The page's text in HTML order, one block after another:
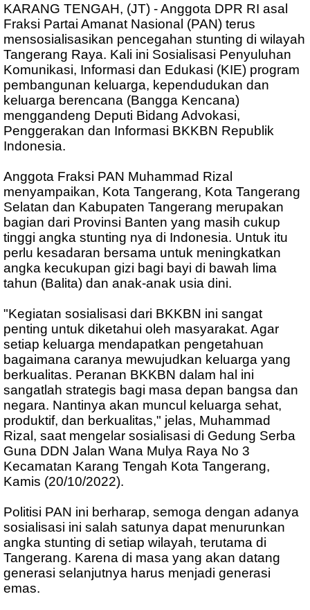
KARANG TENGAH, (JT) - Anggota DPR RI asal
Fraksi Partai Amanat Nasional (PAN) terus
mensosialisasikan pencegahan stunting di wilayah
Tangerang Raya. Kali ini Sosialisasi Penyuluhan
Komunikasi, Informasi dan Edukasi (KIE) program
pembangunan keluarga, kependudukan dan
keluarga berencana (Bangga Kencana)
menggandeng Deputi Bidang Advokasi,
Penggerakan dan Informasi BKKBN Republik
Indonesia.
Anggota Fraksi PAN Muhammad Rizal
menyampaikan, Kota Tangerang, Kota Tangerang
Selatan dan Kabupaten Tangerang merupakan
bagian dari Provinsi Banten yang masih cukup
tinggi angka stunting nya di Indonesia. Untuk itu
perlu kesadaran bersama untuk meningkatkan
angka kecukupan gizi bagi bayi di bawah lima
tahun (Balita) dan anak-anak usia dini.
"Kegiatan sosialisasi dari BKKBN ini sangat
penting untuk diketahui oleh masyarakat. Agar
setiap keluarga mendapatkan pengetahuan
bagaimana caranya mewujudkan keluarga yang
berkualitas. Peranan BKKBN dalam hal ini
sangatlah strategis bagi masa depan bangsa dan
negara. Nantinya akan muncul keluarga sehat,
produktif, dan berkualitas," jelas, Muhammad
Rizal, saat mengelar sosialisasi di Gedung Serba
Guna DDN Jalan Wana Mulya Raya No 3
Kecamatan Karang Tengah Kota Tangerang,
Kamis (20/10/2022).
Politisi PAN ini berharap, semoga dengan adanya
sosialisasi ini salah satunya dapat menurunkan
angka stunting di setiap wilayah, terutama di
Tangerang. Karena di masa yang akan datang
generasi selanjutnya harus menjadi generasi
emas.